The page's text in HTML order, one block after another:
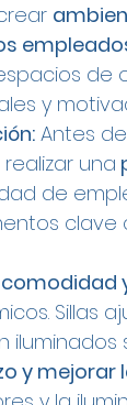
de
y
Antes
una
de
comodidad
Sillas
y mejorar